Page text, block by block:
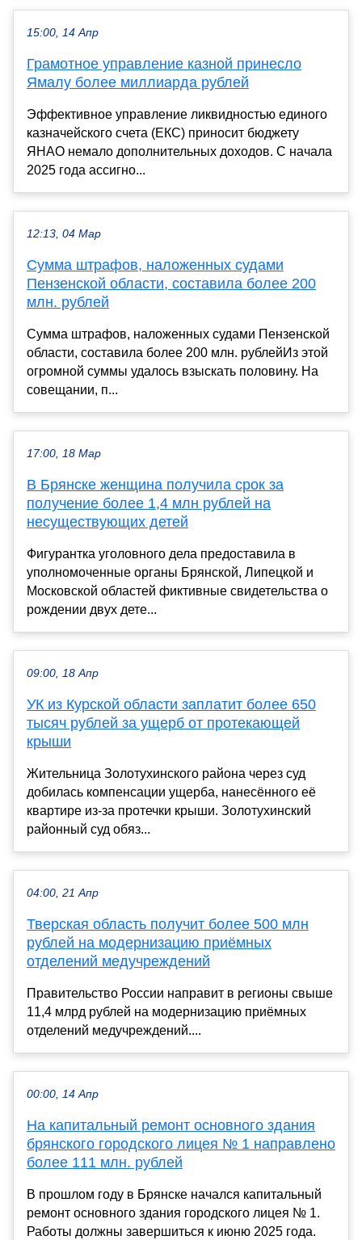
15:00, 14 Апр
Грамотное управление казной принесло
Ямалу более миллиарда рублей
Эффективное управление ликвидностью единого
казначейского счета (ЕКС) приносит бюджету
ЯНАО немало дополнительных доходов. С начала
2025 года ассигно...
12:13, 04 Мар
Сумма штрафов, наложенных судами
Пензенской области, составила более 200
млн. рублей
Сумма штрафов, наложенных судами Пензенской
области, составила более 200 млн. рублейИз этой
огромной суммы удалось взыскать половину. На
совещании, п...
17:00, 18 Мар
В Брянске женщина получила срок за
получение более 1,4 млн рублей на
несуществующих детей
Фигурантка уголовного дела предоставила в
уполномоченные органы Брянской, Липецкой и
Московской областей фиктивные свидетельства о
рождении двух дете...
09:00, 18 Апр
УК из Курской области заплатит более 650
тысяч рублей за ущерб от протекающей
крыши
Жительница Золотухинского района через суд
добилась компенсации ущерба, нанесённого её
квартире из-за протечки крыши. Золотухинский
районный суд обяз...
04:00, 21 Апр
Тверская область получит более 500 млн
рублей на модернизацию приёмных
отделений медучреждений
Правительство России направит в регионы свыше
11,4 млрд рублей на модернизацию приёмных
отделений медучреждений....
00:00, 14 Апр
На капитальный ремонт основного здания
брянского городского лицея № 1 направлено
более 111 млн. рублей
В прошлом году в Брянске начался капитальный
ремонт основного здания городского лицея № 1.
Работы должны завершиться к июню 2025 года.